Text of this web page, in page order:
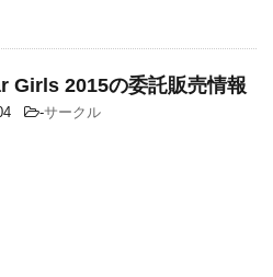
Girls 2015の委託販売情報
-サークル